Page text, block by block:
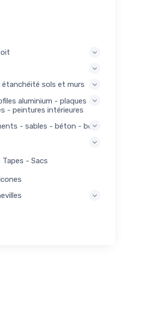
étanchéité sols et murs
aluminium - plaques
- peintures intérieures
- sables - béton - bois
- Sacs